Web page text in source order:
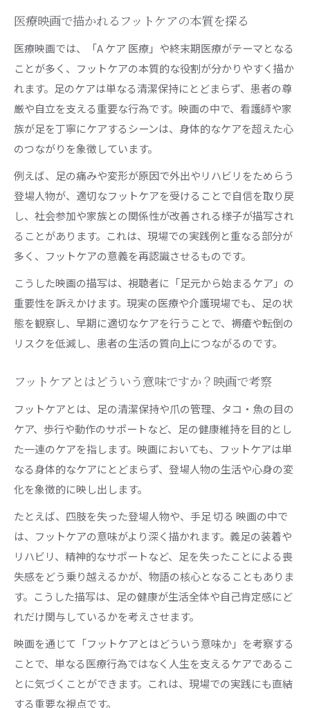
医療映画で描かれるフットケアの本質を探る
医療映画では、「A ケア 医療」や終末期医療がテーマとなる
ことが多く、フットケアの本質的な役割が分かりやすく描か
れます。足のケアは単なる清潔保持にとどまらず、患者の尊
厳や自立を支える重要な行為です。映画の中で、看護師や家
族が足を丁寧にケアするシーンは、身体的なケアを超えた心
のつながりを象徴しています。
例えば、足の痛みや変形が原因で外出やリハビリをためらう
登場人物が、適切なフットケアを受けることで自信を取り戻
し、社会参加や家族との関係性が改善される様子が描写され
ることがあります。これは、現場での実践例と重なる部分が
多く、フットケアの意義を再認識させるものです。
こうした映画の描写は、視聴者に「足元から始まるケア」の
重要性を訴えかけます。現実の医療や介護現場でも、足の状
態を観察し、早期に適切なケアを行うことで、褥瘡や転倒の
リスクを低減し、患者の生活の質向上につながるのです。
フットケアとはどういう意味ですか？映画で考察
フットケアとは、足の清潔保持や爪の管理、タコ・魚の目の
ケア、歩行や動作のサポートなど、足の健康維持を目的とし
た一連のケアを指します。映画においても、フットケアは単
なる身体的なケアにとどまらず、登場人物の生活や心身の変
化を象徴的に映し出します。
たとえば、四肢を失った登場人物や、手足 切る 映画の中で
は、フットケアの意味がより深く描かれます。義足の装着や
リハビリ、精神的なサポートなど、足を失ったことによる喪
失感をどう乗り越えるかが、物語の核心となることもありま
す。こうした描写は、足の健康が生活全体や自己肯定感にど
れだけ関与しているかを考えさせます。
映画を通じて「フットケアとはどういう意味か」を考察する
ことで、単なる医療行為ではなく人生を支えるケアであるこ
とに気づくことができます。これは、現場での実践にも直結
する重要な視点です。